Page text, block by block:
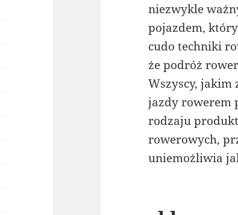
niezwykle
pojazdem,
cudo techniki
że podróż
Wszyscy, jakim
jazdy rowerem
rodzaju
rowerowych,
uniemożliwia